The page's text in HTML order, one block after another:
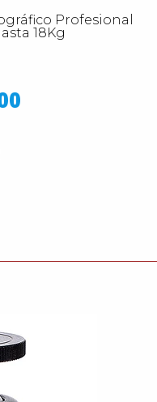
Profesional
18Kg